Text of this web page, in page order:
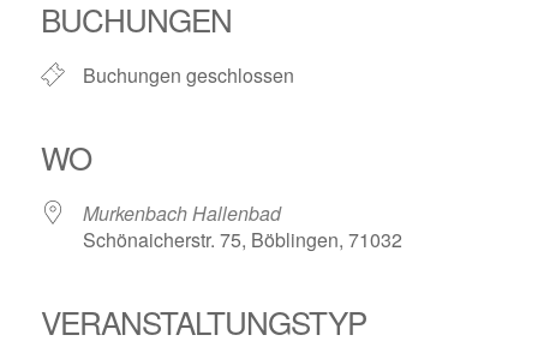
BUCHUNGEN
Buchungen geschlossen
WO
Murkenbach Hallenbad
Schönaicherstr. 75, Böblingen, 71032
VERANSTALTUNGSTYP